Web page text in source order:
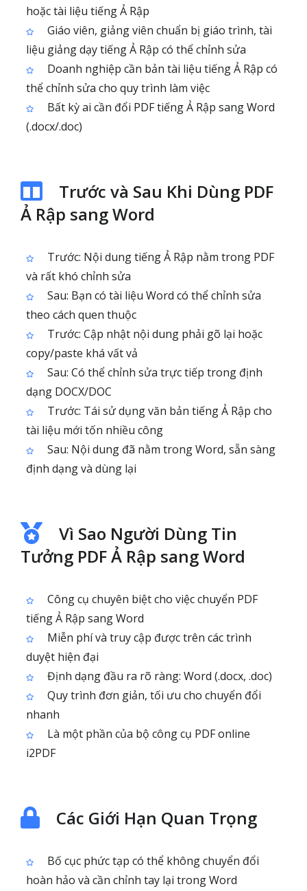
hoặc tài liệu tiếng Ả Rập
Giáo viên, giảng viên chuẩn bị giáo trình, tài
liệu giảng dạy tiếng Ả Rập có thể chỉnh sửa
Doanh nghiệp cần bản tài liệu tiếng Ả Rập có
thể chỉnh sửa cho quy trình làm việc
Bất kỳ ai cần đổi PDF tiếng Ả Rập sang Word
(.docx/.doc)
Trước và Sau Khi Dùng PDF
Ả Rập sang Word
Trước: Nội dung tiếng Ả Rập nằm trong PDF
và rất khó chỉnh sửa
Sau: Bạn có tài liệu Word có thể chỉnh sửa
theo cách quen thuộc
Trước: Cập nhật nội dung phải gõ lại hoặc
copy/paste khá vất vả
Sau: Có thể chỉnh sửa trực tiếp trong định
dạng DOCX/DOC
Trước: Tái sử dụng văn bản tiếng Ả Rập cho
tài liệu mới tốn nhiều công
Sau: Nội dung đã nằm trong Word, sẵn sàng
định dạng và dùng lại
Vì Sao Người Dùng Tin
Tưởng PDF Ả Rập sang Word
Công cụ chuyên biệt cho việc chuyển PDF
tiếng Ả Rập sang Word
Miễn phí và truy cập được trên các trình
duyệt hiện đại
Định dạng đầu ra rõ ràng: Word (.docx, .doc)
Quy trình đơn giản, tối ưu cho chuyển đổi
nhanh
Là một phần của bộ công cụ PDF online
i2PDF
Các Giới Hạn Quan Trọng
Bố cục phức tạp có thể không chuyển đổi
hoàn hảo và cần chỉnh tay lại trong Word